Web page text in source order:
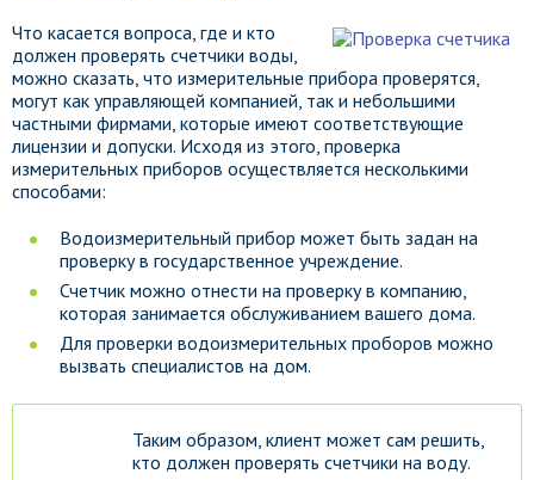
Что касается вопроса, где и кто
должен проверять счетчики воды,
можно сказать, что измерительные прибора проверятся,
могут как управляющей компанией, так и небольшими
частными фирмами, которые имеют соответствующие
лицензии и допуски. Исходя из этого, проверка
измерительных приборов осуществляется несколькими
способами:
Водоизмерительный прибор может быть задан на
проверку в государственное учреждение.
Счетчик можно отнести на проверку в компанию,
которая занимается обслуживанием вашего дома.
Для проверки водоизмерительных проборов можно
вызвать специалистов на дом.
Таким образом, клиент может сам решить,
кто должен проверять счетчики на воду.